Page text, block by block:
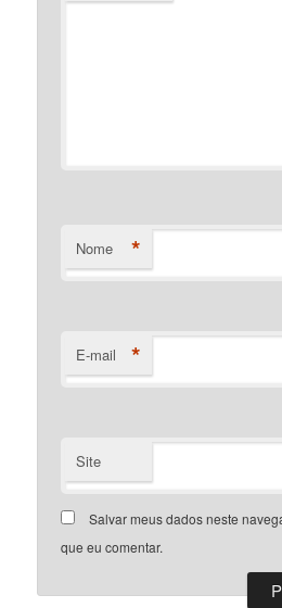
Nome *
E-mail *
Site
Salvar meus dados neste
que eu comentar.